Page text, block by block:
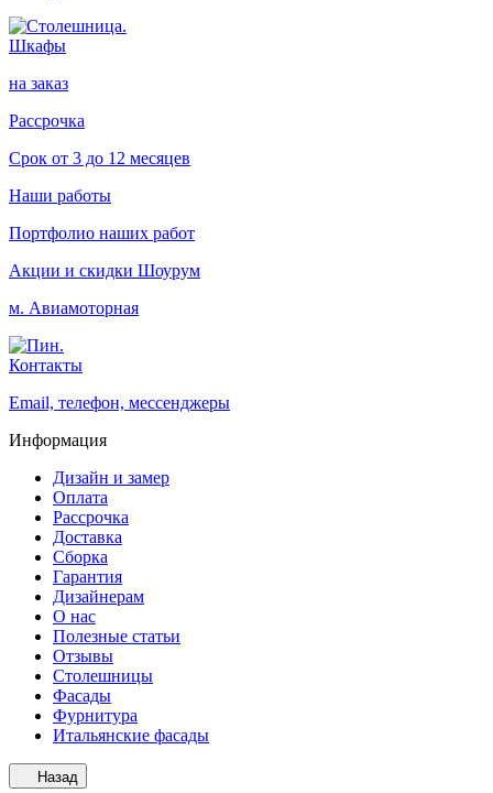
Шкафы
на заказ
Рассрочка
Срок от 3 до 12 месяцев
Наши работы
Портфолио наших работ
Акции и скидки Шоурум
м. Авиамоторная
Контакты
Email, телефон, мессенджеры
Информация
Дизайн и замер
Оплата
Рассрочка
Доставка
Сборка
Гарантия
Дизайнерам
О нас
Полезные статьи
Отзывы
Столешницы
Фасады
Фурнитура
Итальянские фасады
Назад